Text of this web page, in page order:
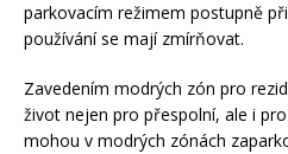
parkovacím režimem postupně
používání se mají zmírňovat.
Zavedením modrých zón pro
život nejen pro přespolní, ale i
mohou v modrých zónách